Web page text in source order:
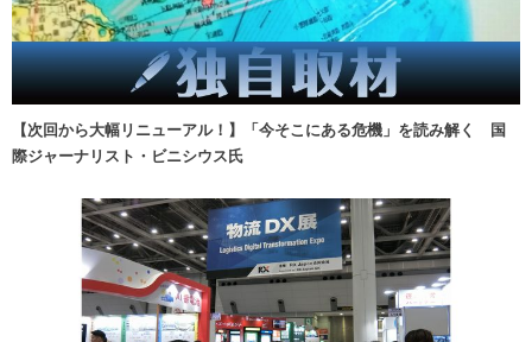
【次回から大幅リニューアル！】「今そこにある危機」を読み解く 国
際ジャーナリスト・ビニシウス氏